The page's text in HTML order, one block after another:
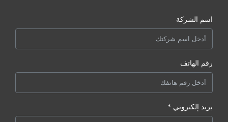
اسم الشركة
رقم الهاتف
بريد إلكتروني *